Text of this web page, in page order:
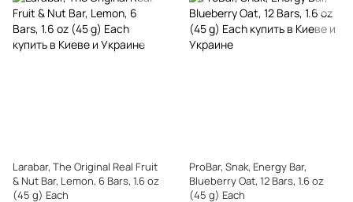
Larabar, The Original Real Fruit
& Nut Bar, Lemon, 6 Bars, 1.6 oz
(45 g) Each
ProBar, Snak, Energy Bar,
Blueberry Oat, 12 Bars, 1.6 oz
(45 g) Each